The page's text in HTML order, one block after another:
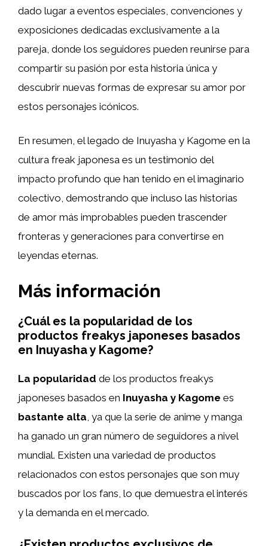
dado lugar a eventos especiales, convenciones y
exposiciones dedicadas exclusivamente a la
pareja, donde los seguidores pueden reunirse para
compartir su pasión por esta historia única y
descubrir nuevas formas de expresar su amor por
estos personajes icónicos.
En resumen, el legado de Inuyasha y Kagome en la
cultura freak japonesa es un testimonio del
impacto profundo que han tenido en el imaginario
colectivo, demostrando que incluso las historias
de amor más improbables pueden trascender
fronteras y generaciones para convertirse en
leyendas eternas.
Más información
¿Cuál es la popularidad de los
productos freakys japoneses basados
en Inuyasha y Kagome?
La popularidad de los productos freakys
japoneses basados en Inuyasha y Kagome es
bastante alta , ya que la serie de anime y manga
ha ganado un gran número de seguidores a nivel
mundial. Existen una variedad de productos
relacionados con estos personajes que son muy
buscados por los fans, lo que demuestra el interés
y la demanda en el mercado.